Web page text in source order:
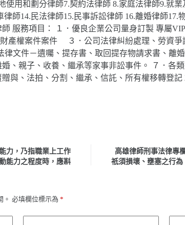
使用和劃分律師7.契約法律師 8.家庭法律師9.就
師14.民法律師15.民事訴訟律師 16.離婚律師17.
服務項目： １．優良企業公司量身訂製 專屬
產權案件案件 ３．公司法律糾紛處理、勞資爭
律文件－遺囑、提存書、取回提存物請求書、離
、親子、收養、繼承等家事非訟事件。 ７．各
與、法拍、分割、繼承、信託、所有權移轉登
力，乃指職業上工作
能力之程度時，應斟
高雄律師刑事法律專
祇須損壞、壅塞之行
。 必填欄位標示為 *